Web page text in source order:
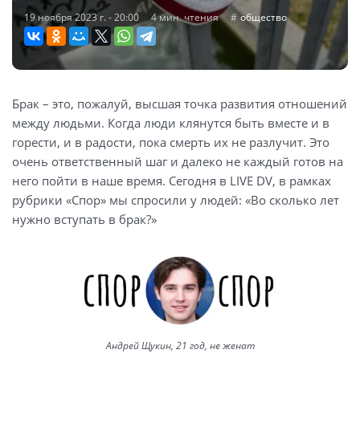
19 ноября 2023 г. - 20:00 4 мин. чтения общество
Брак – это, пожалуй, высшая точка развития отношений
между людьми. Когда люди клянутся быть вместе и в
горести, и в радости, пока смерть их не разлучит. Это
очень ответственный шаг и далеко не каждый готов на
него пойти в наше время. Сегодня в LIVE DV, в рамках
рубрики «Спор» мы спросили у людей: «Во сколько лет
нужно вступать в брак?»
Андрей Щукин, 21 год, не женат